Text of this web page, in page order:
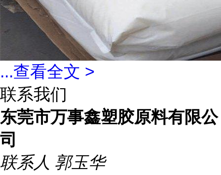
...查看全文 >
联系我们
东莞市万事鑫塑胶原料有限公
司
联系人 郭玉华